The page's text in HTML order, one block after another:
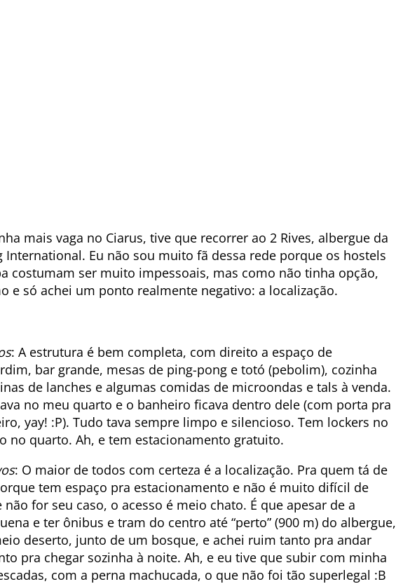
mais vaga no Ciarus, tive que recorrer ao 2 Rives, albergue da
International. Eu não sou muito fã dessa rede porque os hostels
costumam ser muito impessoais, mas como não tinha opção,
e só achei um ponto realmente negativo: a localização.
: A estrutura é bem completa, com direito a espaço de
bar grande, mesas de ping-pong e totó (pebolim), cozinha
de lanches e algumas comidas de microondas e tals à venda.
no meu quarto e o banheiro ficava dentro dele (com porta pra
yay! :P). Tudo tava sempre limpo e silencioso. Tem lockers no
no quarto. Ah, e tem estacionamento gratuito.
: O maior de todos com certeza é a localização. Pra quem tá de
tem espaço pra estacionamento e não é muito difícil de
não for seu caso, o acesso é meio chato. É que apesar de a
e ter ônibus e tram do centro até “perto” (900 m) do albergue,
deserto, junto de um bosque, e achei ruim tanto pra andar
pra chegar sozinha à noite. Ah, e eu tive que subir com minha
com a perna machucada, o que não foi tão superlegal :B